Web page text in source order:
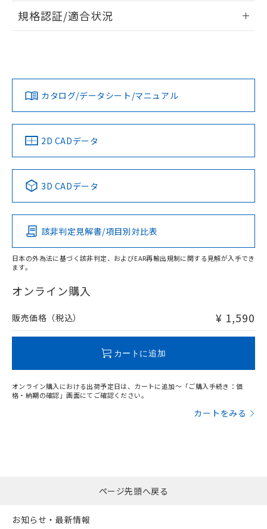
ログイン/会員登録
ダウンロードデータをご利用いただく前に、以下を必ずお読
みください。
ソフトウェアの使用条件
EU RoHS 注意事項・凡例
対応済み
中国 RoHS 注意事項・凡例
Pb Hg Cd Cr(VI)
O
在庫等で未対応品が混在する可能性があります。
問い合わせください。
規格認証/適合状況
LR型式承認
（イギリス
船舶規格）
DNV型式承認
（ノルウェー
BV型式承認
（フランス
KR型式
（韓国
No No No No
この製品の規格認証/適合状況ページへ
その他の認証はこちらのページからご検索ください
カタログ/データシート/マニュアル
2D CADデータ
3D CADデータ
該非判定見解書/項目別対比表
日本の外為法に基づく該非判定、およびEAR再輸出規制に関する見解が入手でき
ます。
オンライン購入
販売価格（税込） ¥ 1,590
カートに追加
オンライン購入における出荷予定日は、カートに追加～「ご購入手続き：価
格・納期の確認」画面にてご確認ください。
カートをみる
荷製品に未対応品が混在することから備考
欄に対応日を記載しておりました。
す。
ページ先頭へ戻る
お知らせ・最新情報